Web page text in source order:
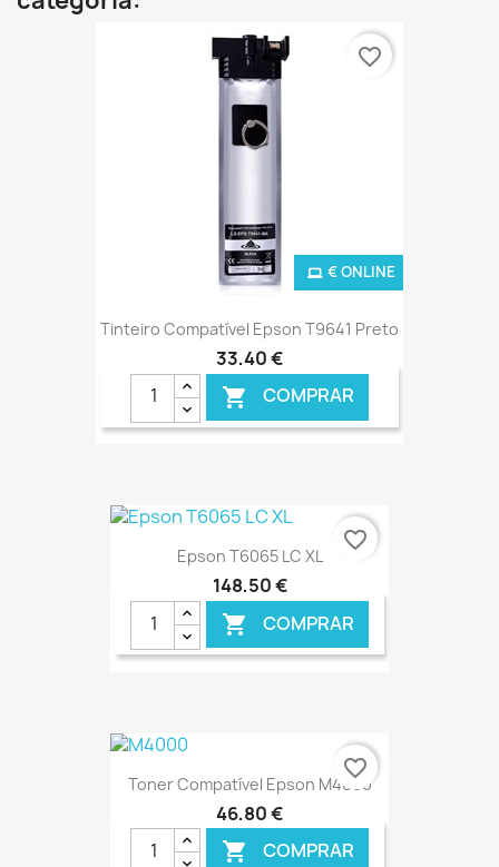
Tinteiro Compatível Epson T9641 Preto
33,40 €
 COMPRAR
€ ONLINE
favorite_border
Epson T6065 LC XL
148,50 €
 COMPRAR
€ ONLINE
favorite_border
Toner Compatível Epson M4000
46,80 €
 COMPRAR
favorite_border